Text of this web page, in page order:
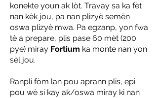
konekte youn ak lòt. Travay sa ka fèt
nan kèk jou, pa nan plizyè semèn
oswa plizyè mwa. Pa egzanp, yon fwa
tè a prepare, plis pase 60 mèt (200
pye) miray Fortium ka monte nan yon
sèl jou.
Ranpli fòm lan pou aprann plis, epi
pou wè si kay ak/oswa miray ki nan